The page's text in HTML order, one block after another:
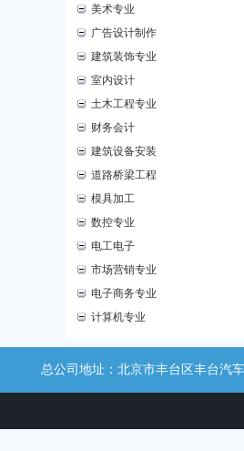
美术专业
广告设计制作
建筑装饰专业
室内设计
土木工程专业
财务会计
建筑设备安装
道路桥梁工程
模具加工
数控专业
电工电子
市场营销专业
电子商务专业
计算机专业
总公司地址：北京市丰台区丰台汽